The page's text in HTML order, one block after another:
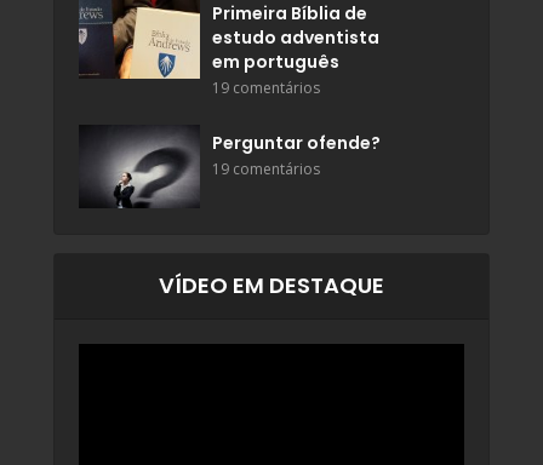
Primeira Bíblia de
estudo adventista
em português
19 comentários
Perguntar ofende?
19 comentários
VÍDEO EM DESTAQUE